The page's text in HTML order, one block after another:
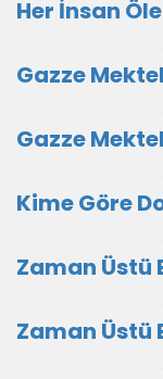
Her İnsan
Gazze
Gazze
Kime Göre
Zaman Üstü
Zaman Üstü